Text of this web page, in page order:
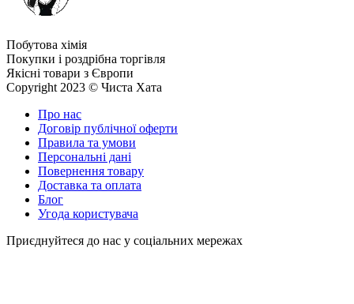
Побутова хімія
Покупки і роздрібна торгівля
Якісні товари з Європи
Copyright 2023 © Чиста Хата
Про нас
Договір публічної оферти
Правила та умови
Персональні дані
Повернення товару
Доставка та оплата
Блог
Угода користувача
Приєднуйтеся до нас у соціальних мережах